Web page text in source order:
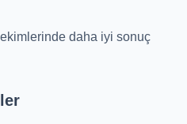
daha iyi sonuç